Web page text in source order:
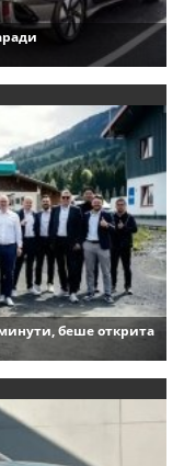
беше открита